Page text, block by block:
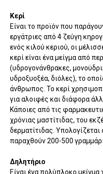
Κερί
Είναι το προϊόν που
εργάτριες από 4 ζεύγη
ενός κιλού κεριού, οι
κερί είναι ένα μείγμα από
(υδρογονάνθρακες,
υδροξυοξέα, διόλες), το
άνθρωπος. Το κερί
για αλοιφές και διάφορα
Κάποιες από τις
χρόνιας μαστίτιδας, του
δερματίτιδας.
παραχθούν 200-500
Δηλητήριο
Είναι ένα πολύπλοκο